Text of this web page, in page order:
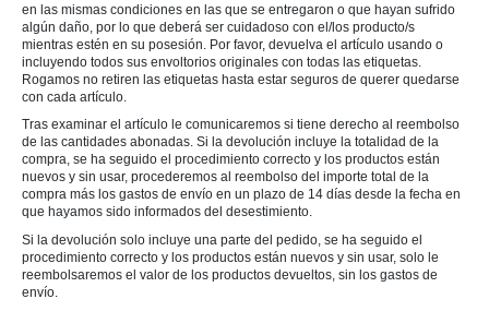
en las mismas condiciones en las que se entregaron o que hayan sufrido
algún daño, por lo que deberá ser cuidadoso con el/los producto/s
mientras estén en su posesión. Por favor, devuelva el artículo usando o
incluyendo todos sus envoltorios originales con todas las etiquetas.
Rogamos no retiren las etiquetas hasta estar seguros de querer quedarse
con cada artículo.
Tras examinar el artículo le comunicaremos si tiene derecho al reembolso
de las cantidades abonadas. Si la devolución incluye la totalidad de la
compra, se ha seguido el procedimiento correcto y los productos están
nuevos y sin usar, procederemos al reembolso del importe total de la
compra más los gastos de envío en un plazo de 14 días desde la fecha en
que hayamos sido informados del desestimiento.
Si la devolución solo incluye una parte del pedido, se ha seguido el
procedimiento correcto y los productos están nuevos y sin usar, solo le
reembolsaremos el valor de los productos devueltos, sin los gastos de
envío.